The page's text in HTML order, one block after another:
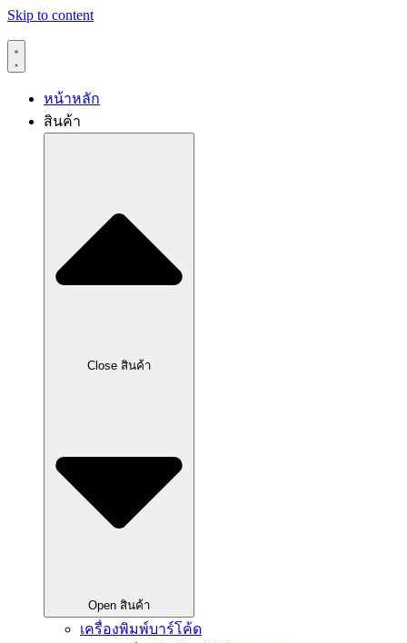
Skip to content
หน้าหลัก
สินค้า
Close สินค้า
Open สินค้า
เครื่องพิมพ์บาร์โค้ด